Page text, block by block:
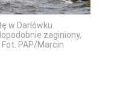
w Darłówku
zaginiony,
PAP/Marcin